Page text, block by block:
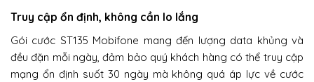
Truy cập ổn định, không cần lo lắng
Gói cước ST135 Mobifone mang đến lượng data khủng và
đều đặn mỗi ngày, đảm bảo quý khách hàng có thể truy cập
mạng ổn định suốt 30 ngày mà không quá áp lực về cước